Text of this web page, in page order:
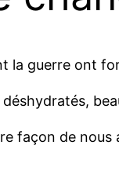
guerre ont
façon de